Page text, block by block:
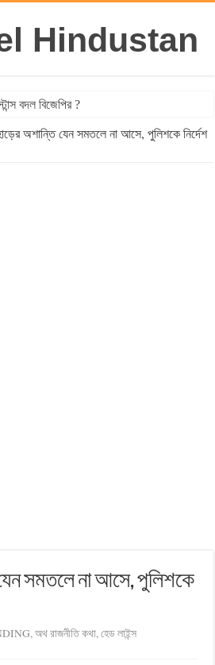
বদল বিজেপির ?
অশান্তি যেন সমতলে না আসে, পুলিশকে নির্দেশ
সমতলে না আসে, পুলিশকে
,অথ রাজনীতি কথা,হেড লাইন্স